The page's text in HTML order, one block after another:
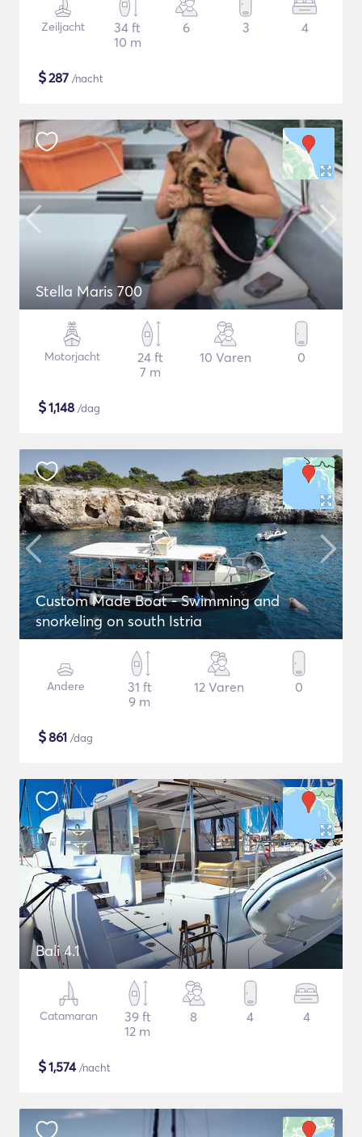
Zeiljacht
34 ft
10 m
6 3 4
$287 /nacht
Stella Maris 700
Motorjacht
24 ft
7 m
10 Varen 0
$1,148 /dag
Custom Made Boat - Swimming and
snorkeling on south Istria
Andere
31 ft
9 m
12 Varen 0
$861 /dag
Bali 4.1
Catamaran
39 ft
12 m
8 4 4
$1,574/nacht